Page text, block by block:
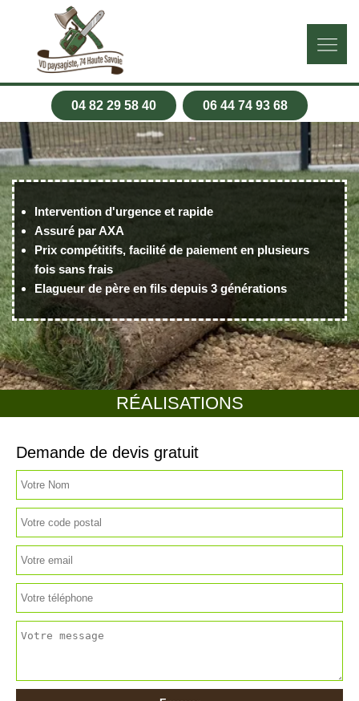
04 82 29 58 40 06 44 74 93 68
RÉALISATIONS
Intervention d'urgence et rapide
Assuré par AXA
Prix compétitifs, facilité de paiement en plusieurs
fois sans frais
Elagueur de père en fils depuis 3 générations
Demande de devis gratuit